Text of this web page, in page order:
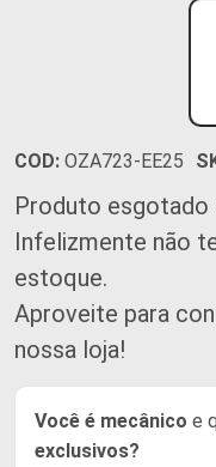
COD: OZA723-EE25
Produto esgotado
Infelizmente não
estoque.
Aproveite para
nossa loja!
Você é mecânico e
exclusivos?